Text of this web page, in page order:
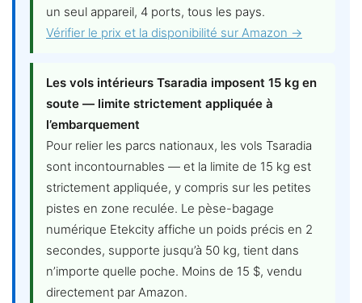
un seul appareil, 4 ports, tous les pays.
Vérifier le prix et la disponibilité sur Amazon →
Les vols intérieurs Tsaradia imposent 15 kg en
soute — limite strictement appliquée à
l’embarquement
Pour relier les parcs nationaux, les vols Tsaradia
sont incontournables — et la limite de 15 kg est
strictement appliquée, y compris sur les petites
pistes en zone reculée. Le pèse-bagage
numérique Etekcity affiche un poids précis en 2
secondes, supporte jusqu’à 50 kg, tient dans
n’importe quelle poche. Moins de 15 $, vendu
directement par Amazon.